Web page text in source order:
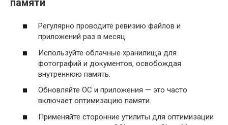
памяти
Регулярно проводите ревизию файлов и
приложений раз в месяц.
Используйте облачные хранилища для
фотографий и документов, освобождая
внутреннюю память.
Обновляйте ОС и приложения — это часто
включает оптимизацию памяти.
Применяйте сторонние утилиты для оптимизации